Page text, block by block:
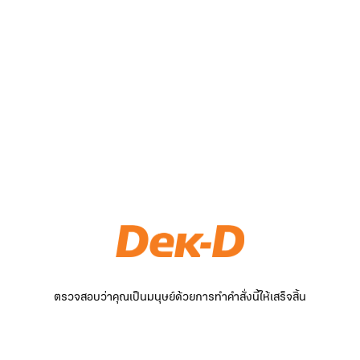
ตรวจสอบว่าคุณเป็นมนุษย์ด้วยการทำคำสั่งนี้ให้เสร็จสิ้น